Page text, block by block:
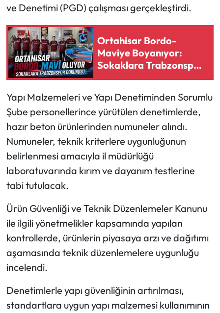
ve Denetimi (PGD) çalışması gerçekleştirdi.
Ortahisar Bordo-
Maviye Boyanıyor:
Sokaklara Trabzonspor
Dokunuşu
Yapı Malzemeleri ve Yapı Denetiminden Sorumlu
Şube personellerince yürütülen denetimlerde,
hazır beton ürünlerinden numuneler alındı.
Numuneler, teknik kriterlere uygunluğunun
belirlenmesi amacıyla il müdürlüğü
laboratuvarında kırım ve dayanım testlerine
tabi tutulacak.
Ürün Güvenliği ve Teknik Düzenlemeler Kanunu
ile ilgili yönetmelikler kapsamında yapılan
kontrollerde, ürünlerin piyasaya arzı ve dağıtımı
aşamasında teknik düzenlemelere uygunluğu
incelendi.
Denetimlerle yapı güvenliğinin artırılması,
standartlara uygun yapı malzemesi kullanımının
Spor Yazıları
Mektup Galeri
Ekonomi
Sağlık
Teknoloji